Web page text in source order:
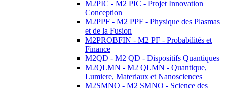
M2PIC - M2 PIC - Projet Innovation
Conception
M2PPF - M2 PPF - Physique des Plasmas
et de la Fusion
M2PROBFIN - M2 PF - Probabilités et
Finance
M2QD - M2 QD - Dispositifs Quantiques
M2QLMN - M2 QLMN - Quantique,
Lumiere, Materiaux et Nanosciences
M2SMNO - M2 SMNO - Science des